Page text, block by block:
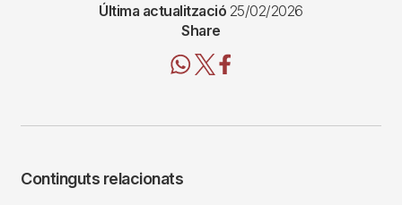
Última actualització 25/02/2026
Share
Continguts relacionats